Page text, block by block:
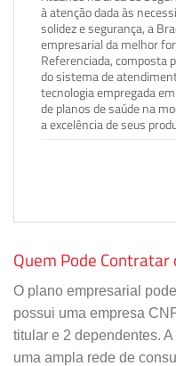
à atenção dada às
solidez e segurança, a
empresarial da melhor
Referenciada, composta
do sistema de
tecnologia empregada
de planos de saúde na
a excelência de seus
Quem Pode Contratar
O plano empresarial
possui uma empresa
titular e 2 dependentes.
uma ampla rede de